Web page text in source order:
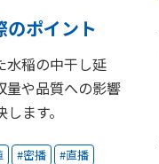
ポイント
水稲の中干し延
量や品質への影響
ます。
密播 直播